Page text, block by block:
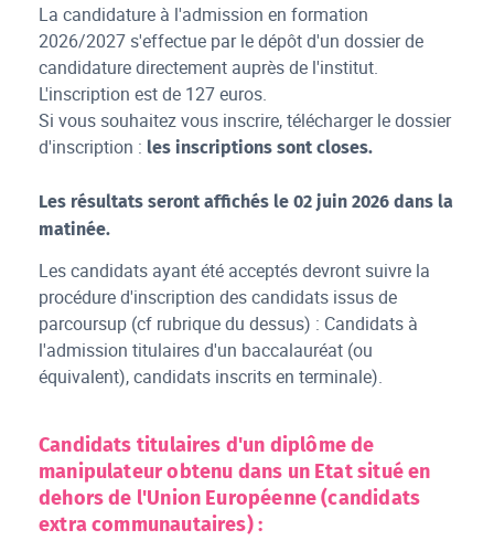
La candidature à l'admission en formation
2026/2027 s'effectue par le dépôt d'un dossier de
candidature directement auprès de l'institut.
L'inscription est de 127 euros.
Si vous souhaitez vous inscrire, télécharger le dossier
d'inscription : les inscriptions sont closes.
Les résultats seront affichés le 02 juin 2026 dans la
matinée.
Les candidats ayant été acceptés devront suivre la
procédure d'inscription des candidats issus de
parcoursup (cf rubrique du dessus) : Candidats à
l'admission titulaires d'un baccalauréat (ou
équivalent), candidats inscrits en terminale).
Candidats titulaires d'un diplôme de
manipulateur obtenu dans un Etat situé en
dehors de l'Union Européenne (candidats
extra communautaires) :